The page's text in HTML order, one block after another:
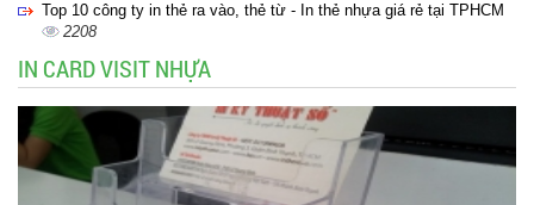
Top 10 công ty in thẻ ra vào, thẻ từ - In thẻ nhựa giá rẻ tại TPHCM
2208
IN CARD VISIT NHỰA